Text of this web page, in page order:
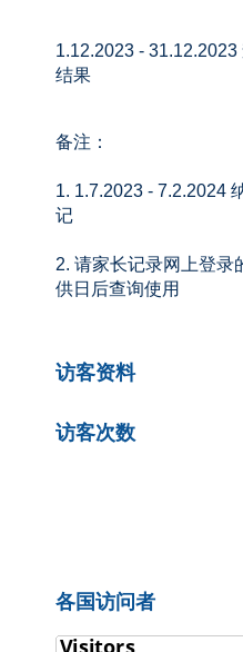
1.12.2023 - 31.12.2023
结果
备注：
1. 1.7.2023 - 7.2.2024
记
2. 请家长记录网上登录
供日后查询使用
访客资料
访客次数
各国访问者